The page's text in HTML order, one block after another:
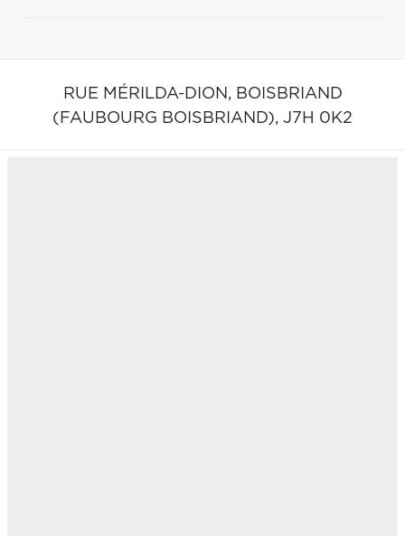
RUE MÉRILDA-DION, BOISBRIAND
(FAUBOURG BOISBRIAND), J7H 0K2